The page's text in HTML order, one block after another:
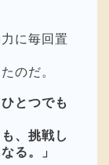
に毎回置
のだ。
とつでも
、挑戦し
る。」